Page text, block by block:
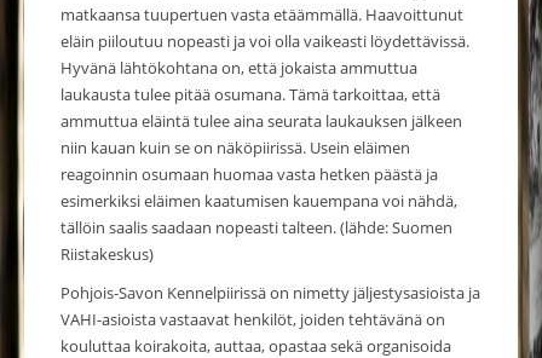
matkaansa tuupertuen vasta etäämmällä. Haavoittunut
eläin piiloutuu nopeasti ja voi olla vaikeasti löydettävissä.
Hyvänä lähtökohtana on, että jokaista ammuttua
laukausta tulee pitää osumana. Tämä tarkoittaa, että
ammuttua eläintä tulee aina seurata laukauksen jälkeen
niin kauan kuin se on näköpiirissä. Usein eläimen
reagoinnin osumaan huomaa vasta hetken päästä ja
esimerkiksi eläimen kaatumisen kauempana voi nähdä,
tällöin saalis saadaan nopeasti talteen. (lähde: Suomen
Riistakeskus)
Pohjois-Savon Kennelpiirissä on nimetty jäljestysasioista ja
VAHI-asioista vastaavat henkilöt, joiden tehtävänä on
kouluttaa koirakoita, auttaa, opastaa sekä organisoida